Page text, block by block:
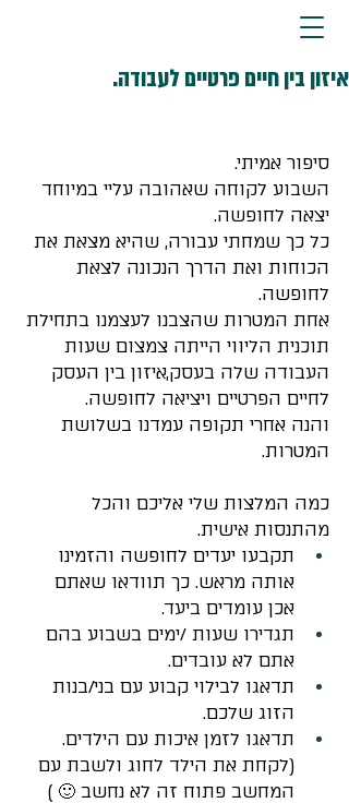
איזון בין חיים פרטיים לעבודה.
סיפור אמיתי.
השבוע לקוחה שאהובה עליי במיוחד
יצאה לחופשה.
כל כך שמחתי עבורה, שהיא מצאת את
הכוחות ואת הדרך הנכונה לצאת
לחופשה.
אחת המטרות שהצבנו לעצמנו בתחילת
תוכנית הליווי הייתה צמצום שעות
העבודה שלה בעסק,איזון בין העסק
לחיים הפרטיים ויציאה לחופשה.
והנה אחרי תקופה עמדנו בשלושת
המטרות.
כמה המלצות שלי אליכם והכל
מהתנסות אישית.
תקבעו יעדים לחופשה והזמינו
אותה מראש. כך תוודאו שאתם
אכן עומדים ביעד.
תגדירו שעות /ימים בשבוע בהם
אתם לא עובדים.
תדאגו לבילוי קבוע עם בני/בנות
הזוג שלכם.
תדאגו לזמן איכות עם הילדים.
(לקחת את הילד לחוג ולשבת עם
המחשב פתוח זה לא נחשב 🙂 )
👋 ברוכים הבאים!
אשמח לעזור לך
חגי לביא
Tap to chat